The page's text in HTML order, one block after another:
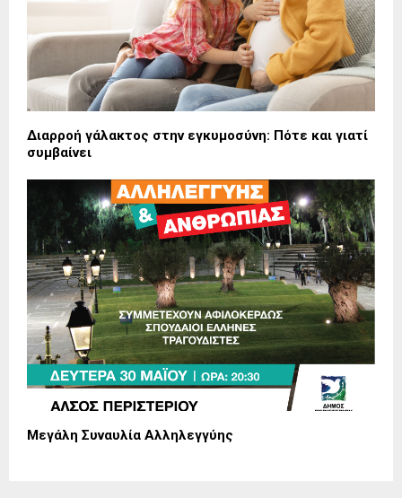
Διαρροή γάλακτος στην εγκυμοσύνη: Πότε και γιατί
συμβαίνει
Μεγάλη Συναυλία Αλληλεγγύης